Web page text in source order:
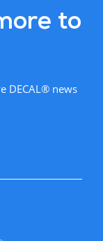
to
DECAL® news